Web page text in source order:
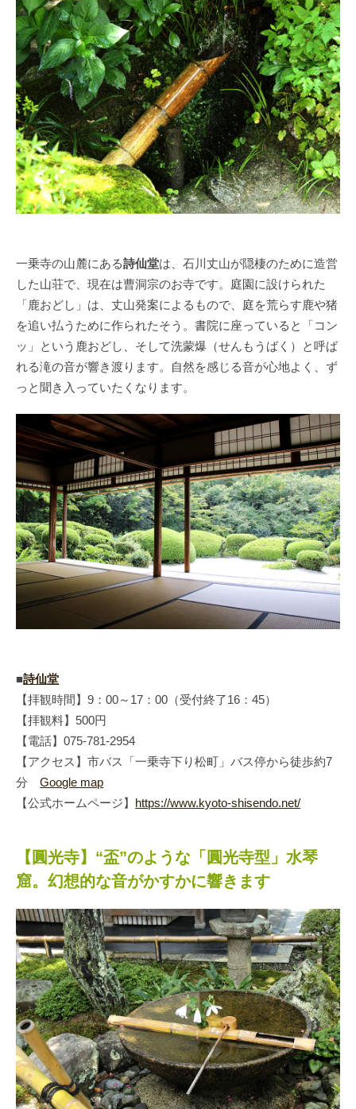
一乗寺の山麓にある詩仙堂は、石川丈山が隠棲のために造営
した山荘で、現在は曹洞宗のお寺です。庭園に設けられた
「鹿おどし」は、丈山発案によるもので、庭を荒らす鹿や猪
を追い払うために作られたそう。書院に座っていると「コン
ッ」という鹿おどし、そして洗蒙爆（せんもうばく）と呼ば
れる滝の音が響き渡ります。自然を感じる音が心地よく、ず
っと聞き入っていたくなります。
■詩仙堂
【拝観時間】9：00～17：00（受付終了16：45）
【拝観料】500円
【電話】075-781-2954
【アクセス】市バス「一乗寺下り松町」バス停から徒歩約7
分Google map
【公式ホームページ】 https://www.kyoto-shisendo.net/
【圓光寺】“盃”のような「圓光寺型」水琴
窟。幻想的な音がかすかに響きます